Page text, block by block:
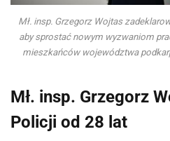
Mł. insp. Grzegorz Wojtas
aby sprostać nowym wyzwaniom
mieszkańców województwa
Mł. insp. Grzegorz
Policji od 28 lat